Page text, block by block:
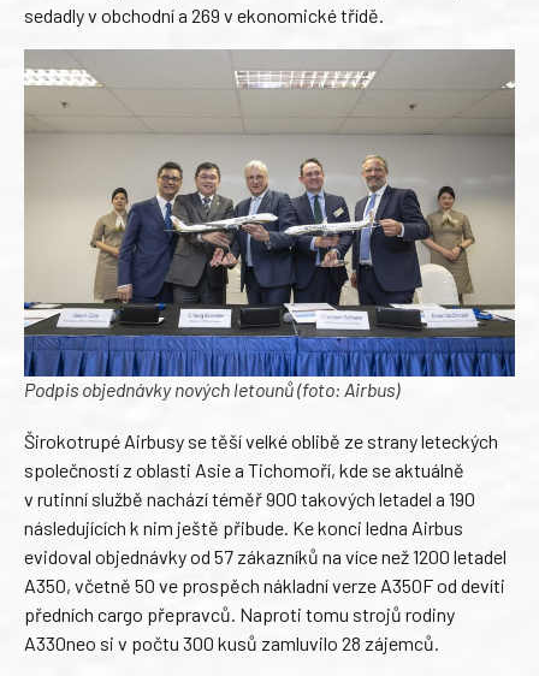
sedadly v obchodní a 269 v ekonomické třídě.
Podpis objednávky nových letounů (foto: Airbus)
Širokotrupé Airbusy se těší velké oblibě ze strany leteckých
společností z oblasti Asie a Tichomoří, kde se aktuálně
v rutinní službě nachází téměř 900 takových letadel a 190
následujících k nim ještě přibude. Ke konci ledna Airbus
evidoval objednávky od 57 zákazníků na více než 1200 letadel
A350, včetně 50 ve prospěch nákladní verze A350F od devíti
předních cargo přepravců. Naproti tomu strojů rodiny
A330neo si v počtu 300 kusů zamluvilo 28 zájemců.